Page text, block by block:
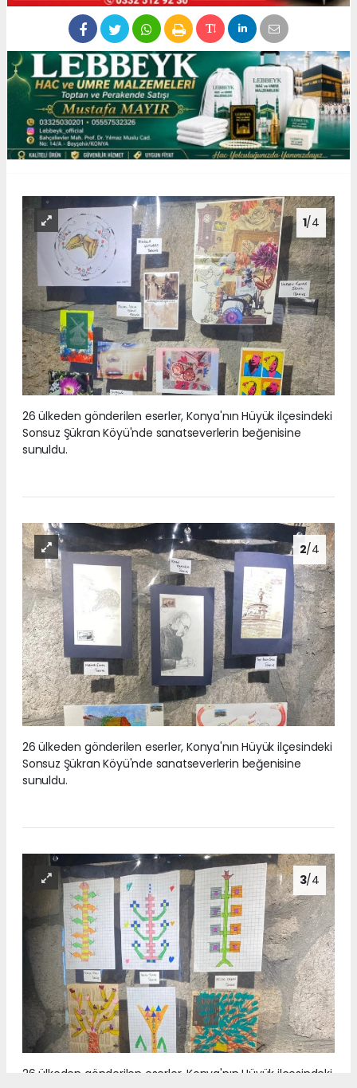
1/4
26 ülkeden gönderilen eserler, Konya'nın Hüyük ilçesindeki
Sonsuz Şükran Köyü'nde sanatseverlerin beğenisine
sunuldu.
2/4
26 ülkeden gönderilen eserler, Konya'nın Hüyük ilçesindeki
Sonsuz Şükran Köyü'nde sanatseverlerin beğenisine
sunuldu.
3/4
26 ülkeden gönderilen eserler, Konya'nın Hüyük ilçesindeki